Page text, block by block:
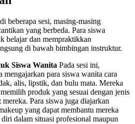
beberapa sesi, masing-masing
yang berbeda. Para siswa
belajar dan mempraktikkan
di bawah bimbingan instruktur.
Siswa Wanita Pada sesi ini,
para siswa wanita cara
alis, lipstik, dan bulu mata. Mereka
produk yang sesuai dengan jenis
Para siswa juga diajarkan
yang dapat membantu mereka
dalam situasi profesional maupun